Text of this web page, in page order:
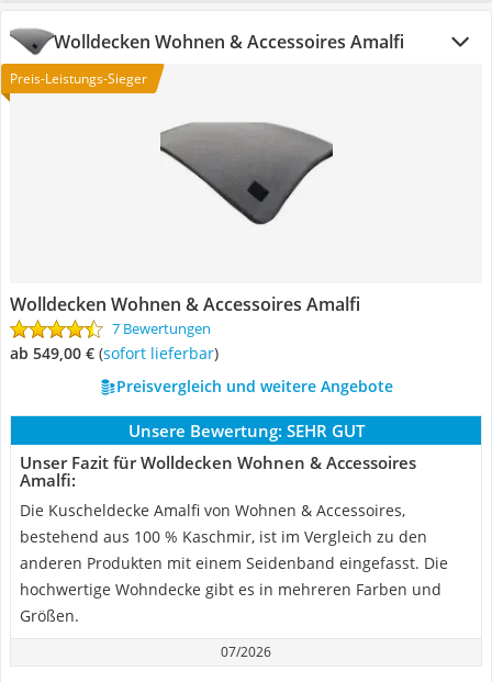
Wolldecken Wohnen & Accessoires Amalfi
Preis-Leistungs-Sieger
Wolldecken Wohnen & Accessoires Amalfi
7 Bewertungen
ab 549,00 € ( Sofort lieferbar)
Preisvergleich und weitere Angebote
Unsere Bewertung: SEHR GUT
Unser Fazit für Wolldecken Wohnen & Accessoires
Amalfi:
Die Kuscheldecke Amalfi von Wohnen & Accessoires,
bestehend aus 100 % Kaschmir, ist im Vergleich zu den
anderen Produkten mit einem Seidenband eingefasst. Die
hochwertige Wohndecke gibt es in mehreren Farben und
Größen.
07/2026